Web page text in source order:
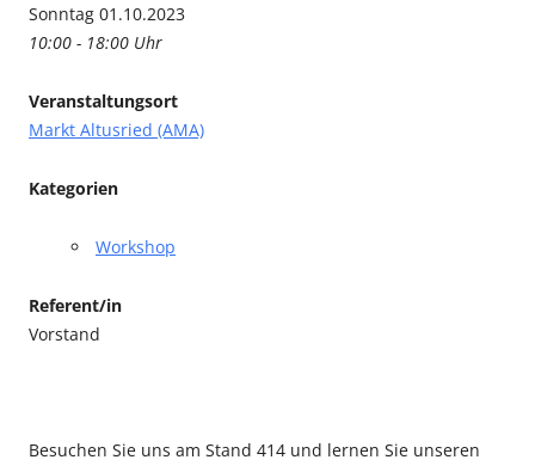
Sonntag 01.10.2023
10:00 - 18:00 Uhr
Veranstaltungsort
Markt Altusried (AMA)
Kategorien
Workshop
Referent/in
Vorstand
Besuchen Sie uns am Stand 414 und lernen Sie unseren